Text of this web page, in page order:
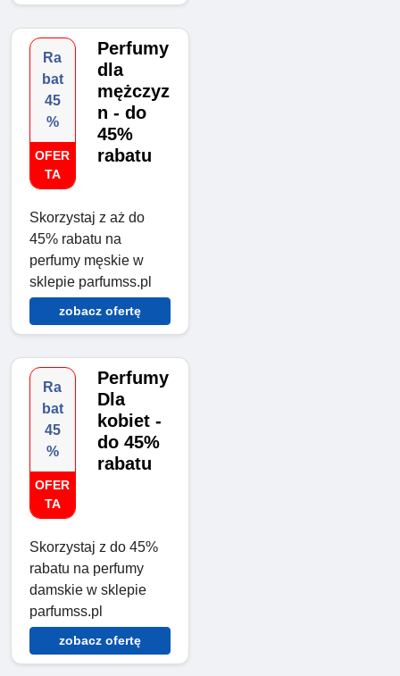
Ra
bat
45
%
OFER
TA
Perfumy
dla
mężczyz
n - do
45%
rabatu
Skorzystaj z aż do
45% rabatu na
perfumy męskie w
sklepie parfumss.pl
zobacz ofertę
Ra
bat
45
%
OFER
TA
Perfumy
Dla
kobiet -
do 45%
rabatu
Skorzystaj z do 45%
rabatu na perfumy
damskie w sklepie
parfumss.pl
zobacz ofertę